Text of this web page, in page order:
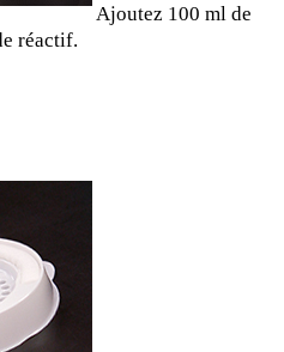
Ajoutez 100 ml de
réactif.